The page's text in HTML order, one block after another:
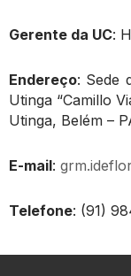
Gerente da UC:
Endereço: Sede
Utinga “Camillo
Utinga, Belém –
E-mail:
Telefone: (91)